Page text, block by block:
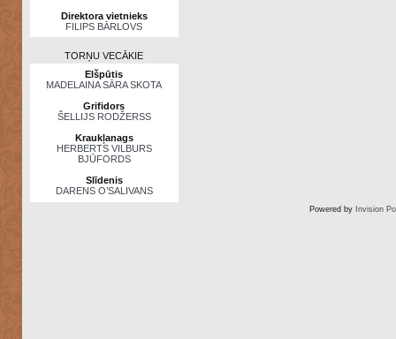
Direktora vietnieks
FILIPS BĀRLOVS
TORŅU VECĀKIE
Elšpūtis
MADELAINA SĀRA SKOTA
Grifidors
ŠELLIJS RODŽERSS
Kraukļanags
HERBERTS VILBURS
BJŪFORDS
Slīdenis
DARENS O’SALIVANS
Powered by Invision